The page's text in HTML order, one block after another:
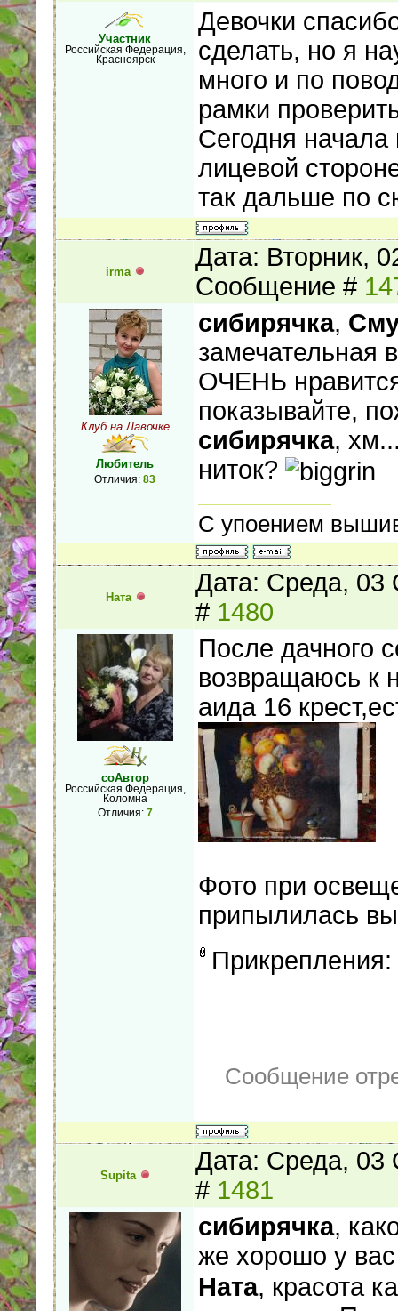
Участник
Российская Федерация,
Красноярск
Девочки
сделать, но я
много и по
рамки
Сегодня начала
лицевой
так дальше по
irma
Дата: Вторник,
Сообщение #
Клуб на Лавочке
Любитель
Отличия: 83
сибирячка,
замечательная
ОЧЕНЬ
показывайте,
сибирячка,
ниток?
С упоением
Ната
Дата: Среда, 03
# 1480
соАвтор
Российская Федерация,
Коломна
Отличия: 7
После дачного
возвращаюсь к
аида 16
Фото при
припылилась
Прикрепления:
Сообщение
Supita
Дата: Среда, 03
# 1481
сибирячка,
же хорошо у
Ната, красота